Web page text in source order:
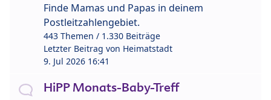
Finde Mamas und Papas in deinem
Postleitzahlengebiet.
443 Themen / 1.330 Beiträge
Letzter Beitrag von Heimatstadt
9. Jul 2026 16:41
HiPP Monats-Baby-Treff